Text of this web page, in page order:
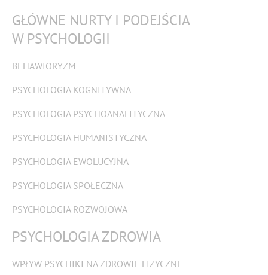
GŁÓWNE NURTY I PODEJŚCIA
W PSYCHOLOGII
BEHAWIORYZM
PSYCHOLOGIA KOGNITYWNA
PSYCHOLOGIA PSYCHOANALITYCZNA
PSYCHOLOGIA HUMANISTYCZNA
PSYCHOLOGIA EWOLUCYJNA
PSYCHOLOGIA SPOŁECZNA
PSYCHOLOGIA ROZWOJOWA
PSYCHOLOGIA ZDROWIA
WPŁYW PSYCHIKI NA ZDROWIE FIZYCZNE